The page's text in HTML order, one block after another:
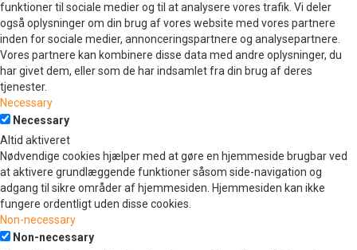
funktioner til sociale medier og til at analysere vores trafik. Vi deler
også oplysninger om din brug af vores website med vores partnere
inden for sociale medier, annonceringspartnere og analysepartnere.
Vores partnere kan kombinere disse data med andre oplysninger, du
har givet dem, eller som de har indsamlet fra din brug af deres
tjenester.
Necessary
Necessary
Altid aktiveret
Nødvendige cookies hjælper med at gøre en hjemmeside brugbar ved
at aktivere grundlæggende funktioner såsom side-navigation og
adgang til sikre områder af hjemmesiden. Hjemmesiden kan ikke
fungere ordentligt uden disse cookies.
Non-necessary
Non-necessary